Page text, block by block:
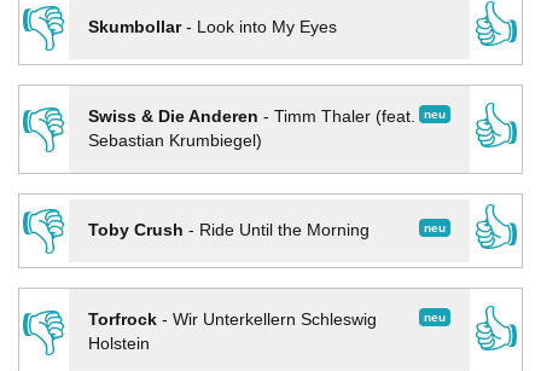
👎
Skumbollar- Look into My Eyes
👍
👎
neu
Swiss & Die Anderen - Timm Thaler (feat.
Sebastian Krumbiegel)
👍
👎
neu
Toby Crush - Ride Until the Morning
👍
👎
neu
Torfrock- Wir Unterkellern Schleswig
Holstein
👍